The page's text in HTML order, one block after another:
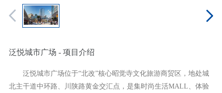
泛悦城市广场 - 项目介绍
泛悦城市广场位于“北改”核心昭觉寺文化旅游商贸区，地处城
北主干道中环路、川陕路黄金交汇点，是集时尚生活MALL、体验